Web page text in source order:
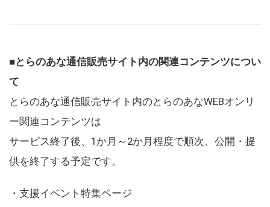
■とらのあな通信販売サイト内の関連コンテンツについ
て
とらのあな通信販売サイト内のとらのあなWEBオンリ
ー関連コンテンツは
サービス終了後、1か月～2か月程度で順次、公開・提
供を終了する予定です。
・支援イベント特集ページ